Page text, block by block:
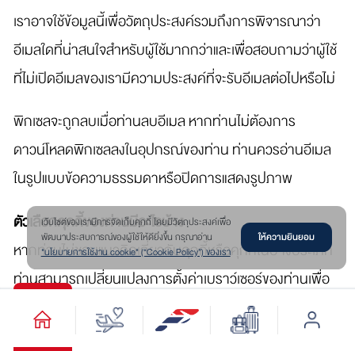
เราอาจใช้ข้อมูลนี้เพื่อวัตถุประสงค์รวมถึงการพิจารณาว่า
อีเมลใดที่น่าสนใจสำหรับผู้ใช้มากกว่าและเพื่อสอบถามว่าผู้ใช้
ที่ไม่เปิดอีเมลของเรามีความประสงค์ที่จะรับอีเมลต่อไปหรือไม่
พิกเซลจะถูกลบเมื่อท่านลบอีเมล หากท่านไม่ต้องการ
ดาวน์โหลดพิกเซลลงในอุปกรณ์ของท่าน ท่านควรอ่านอีเมล
ในรูปแบบข้อความธรรมดาหรือปิดการแสดงรูปภาพ
ตัวเลือกคุกกี้ของท่านมีอะไรบ้าง
หากท่านไม่ชอบแนวคิดเกี่ยวกับคุกกี้หรือคุกกี้ในบางประเภท
ท่านสามารถเปลี่ยนแปลงการตั้งค่าเบราว์เซอร์ของท่านเพื่อ
ลบคุกกี้ที่ตั้งค่าไว้แล้วและไม่ทำการยอมรับคุกกี้ใหม่ หาก
ต้องการเรียนรู้เพิ่มเติมเกี่ยวกับวิธีการหรือเรียนรู้เพิ่มเติม
เว๊บไซต์ของเรามีการจัดเก็บคุกกี้ โดยมีวัตถุประสงค์เพื่อ
พัฒนาประสบการณ์ของผู้ใช้ให้ดียิ่งขึ้น กรุณาอ่าน
"นโยบายการใช้งาน cookie" (“Cookie Policy”) ของเรา
ให้ความยินยอม